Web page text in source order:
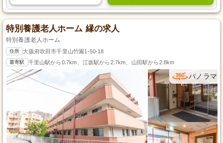
特別養護老人ホーム 縁の求人
特別養護老人ホーム
住所 大阪府吹田市千里山竹園1-50-18
最寄駅 千里山駅から0.7km、江坂駅から2.7km、山田駅から2.8km
パノラマ